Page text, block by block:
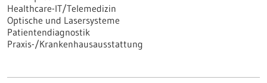
Healthcare-IT/Telemedizin
Optische und Lasersysteme
Patientendiagnostik
Praxis-/Krankenhausausstattung